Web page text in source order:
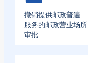
撤销提供邮政普遍
服务的邮政营业场所
审批